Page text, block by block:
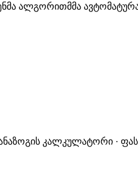
ალგორითმმა
კალკულატორი ·